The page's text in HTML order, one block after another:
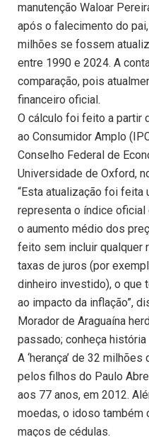
manutenção Waloar
após o falecimento do
milhões se fossem
entre 1990 e 2024. A
comparação, pois
financeiro oficial.
O cálculo foi feito a partir
ao Consumidor Amplo
Conselho Federal de
Universidade de Oxford,
“Esta atualização foi feita
representa o índice
o aumento médio dos
feito sem incluir qualquer
taxas de juros (por
dinheiro investido), o que
ao impacto da inflação”,
Morador de Araguaína
passado; conheça história
A ‘herança’ de 32
pelos filhos do Paulo
aos 77 anos, em 2012.
moedas, o idoso também
maços de cédulas.